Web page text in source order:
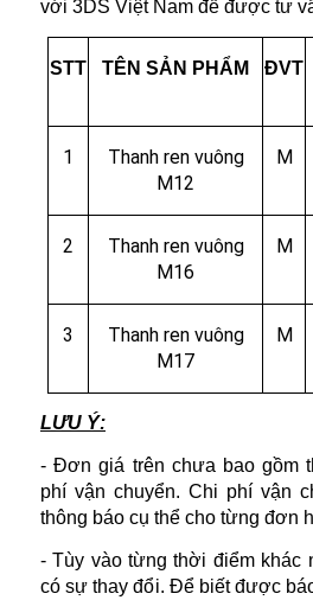
với 3DS Việt Nam để được tư
STT TÊN SẢN PHẨM ĐVT
1
Thanh ren vuông
M12
M
2
Thanh ren vuông
M16
M
3
Thanh ren vuông
M17
M
LƯU Ý:
- Đơn giá trên chưa bao gồm
phí vận chuyển. Chi phí vận
thông báo cụ thể cho từng đơn
- Tùy vào từng thời điểm khác
có sự thay đổi. Để biết được